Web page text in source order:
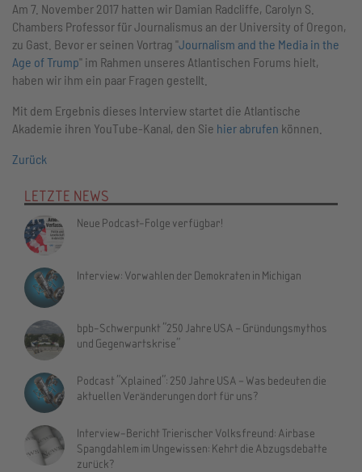
Am 7. November 2017 hatten wir Damian Radcliffe, Carolyn S.
Chambers Professor für Journalismus an der University of Oregon,
zu Gast. Bevor er seinen Vortrag "Journalism and the Media in the
Age of Trump" im Rahmen unseres Atlantischen Forums hielt,
haben wir ihm ein paar Fragen gestellt.
Mit dem Ergebnis dieses Interview startet die Atlantische
Akademie ihren YouTube-Kanal, den Sie hier abrufen können.
Zurück
LETZTE NEWS
Neue Podcast-Folge verfügbar!
Interview: Vorwahlen der Demokraten in Michigan
bpb-Schwerpunkt "250 Jahre USA – Gründungsmythos
und Gegenwartskrise"
Podcast "Xplained": 250 Jahre USA – Was bedeuten die
aktuellen Veränderungen dort für uns?
Interview-Bericht Trierischer Volksfreund: Airbase
Spangdahlem im Ungewissen: Kehrt die Abzugsdebatte
zurück?